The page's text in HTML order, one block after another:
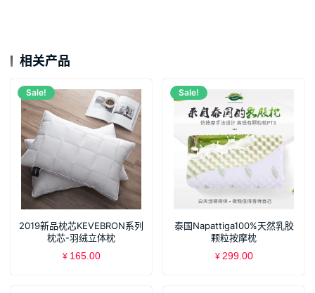
相关产品
Sale!
2019新品枕芯KEVEBRON系列
枕芯-羽绒立体枕
¥ 165.00
Sale!
泰国Napattiga100%天然乳胶
颗粒按摩枕
¥ 299.00